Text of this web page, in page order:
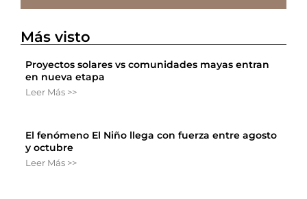
Más visto
Proyectos solares vs comunidades mayas entran
en nueva etapa
Leer Más >>
El fenómeno El Niño llega con fuerza entre agosto
y octubre
Leer Más >>